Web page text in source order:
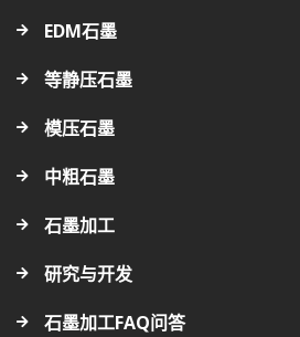
EDM石墨
等静压石墨
模压石墨
中粗石墨
石墨加工
研究与开发
石墨加工FAQ问答